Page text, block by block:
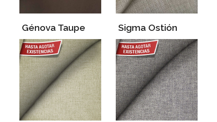
Génova Taupe Sigma Ostión